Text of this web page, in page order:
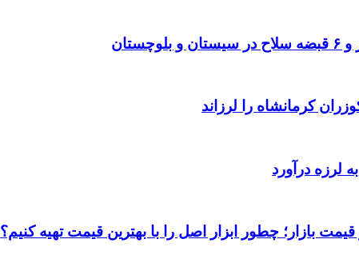
لرزه درآورد
بازار؛ چطور ابزار اصل را با بهترین قیمت تهیه کنیم؟